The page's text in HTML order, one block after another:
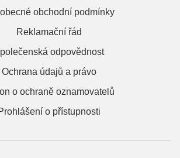
obchodní podmínky
Reklamační řád
odpovědnost
Ochrana údajů a právo
o ochraně oznamovatelů
o přístupnosti